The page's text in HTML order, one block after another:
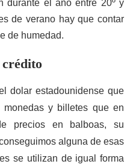
durante el año entre 20º y
de verano hay que contar
de humedad.
dolar estadounidense que
y billetes que en
precios en balboas, su
alguna de esas
se utilizan de igual forma